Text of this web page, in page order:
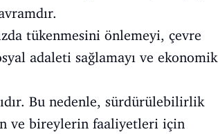
tükenmesini önlemeyi, çevre
adaleti sağlamayı ve ekonomik
Bu nedenle, sürdürülebilirlik
ve bireylerin faaliyetleri için